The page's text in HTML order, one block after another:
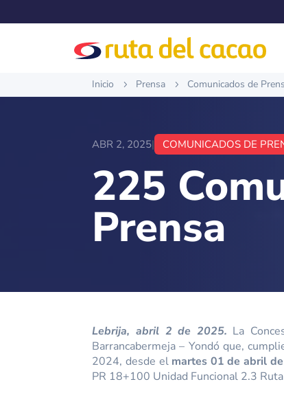
Inicio 5 Prensa 5 Comunicados de
ABR 2, 2025| COMUNICADOS DE
225
Prensa
Lebrija, abril 2 de 2025. La
Barrancabermeja – Yondó que,
2024, desde el martes 01 de abril
PR 18+100 Unidad Funcional 2.3